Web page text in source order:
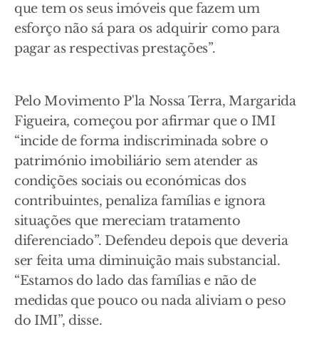
que tem os seus imóveis que fazem um
esforço não sá para os adquirir como para
pagar as respectivas prestações”.
Pelo Movimento P'la Nossa Terra, Margarida
Figueira, começou por afirmar que o IMI
“incide de forma indiscriminada sobre o
património imobiliário sem atender as
condições sociais ou económicas dos
contribuintes, penaliza famílias e ignora
situações que mereciam tratamento
diferenciado”. Defendeu depois que deveria
ser feita uma diminuição mais substancial.
“Estamos do lado das famílias e não de
medidas que pouco ou nada aliviam o peso
do IMI”, disse.